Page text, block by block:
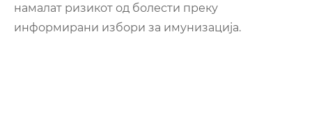
намалат ризикот од болести преку
информирани избори за имунизација.